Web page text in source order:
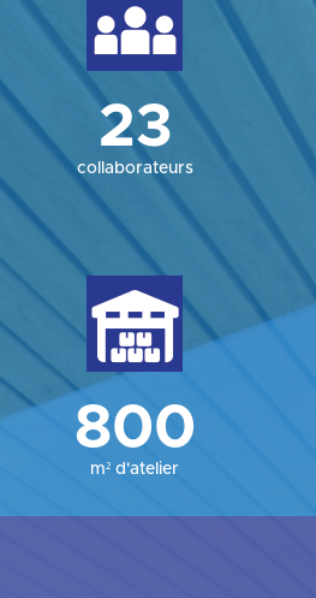
23
collaborateurs
800
m² d'atelier